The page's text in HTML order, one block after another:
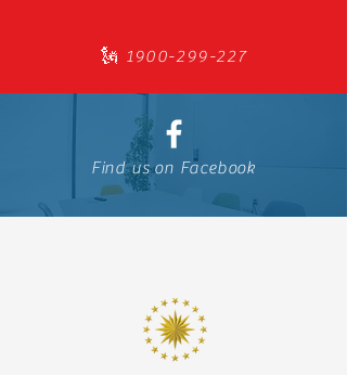
🗽 1900-299-227
Find us on Facebook